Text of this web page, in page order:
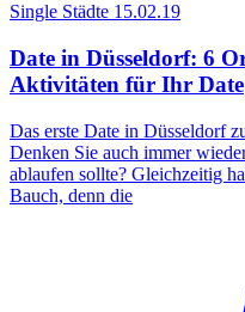
Single Städte 15.02.19
Date in Düsseldorf: 6
Aktivitäten für Ihr Date
Das erste Date in Düsseldorf
Denken Sie auch immer
ablaufen sollte? Gleichzeitig
Bauch, denn die